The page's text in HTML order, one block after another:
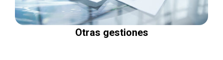
Otras gestiones